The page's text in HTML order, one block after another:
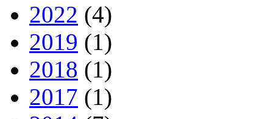
2022 (4)
2019 (1)
2018 (1)
2017 (1)